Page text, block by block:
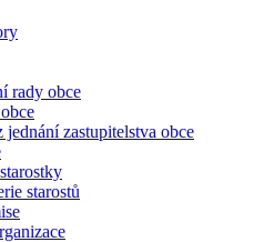
rady obce
jednání zastupitelstva obce
starostů